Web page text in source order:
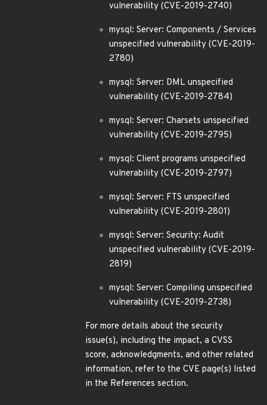
vulnerability (CVE-2019-2740)
mysql: Server: Components / Services
unspecified vulnerability (CVE-2019-
2780)
mysql: Server: DML unspecified
vulnerability (CVE-2019-2784)
mysql: Server: Charsets unspecified
vulnerability (CVE-2019-2795)
mysql: Client programs unspecified
vulnerability (CVE-2019-2797)
mysql: Server: FTS unspecified
vulnerability (CVE-2019-2801)
mysql: Server: Security: Audit
unspecified vulnerability (CVE-2019-
2819)
mysql: Server: Compiling unspecified
vulnerability (CVE-2019-2738)
For more details about the security
issue(s), including the impact, a CVSS
score, acknowledgments, and other related
information, refer to the CVE page(s) listed
in the References section.